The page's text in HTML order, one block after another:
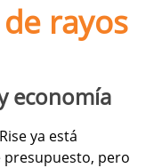
rayos
economía
ya está
presupuesto, pero